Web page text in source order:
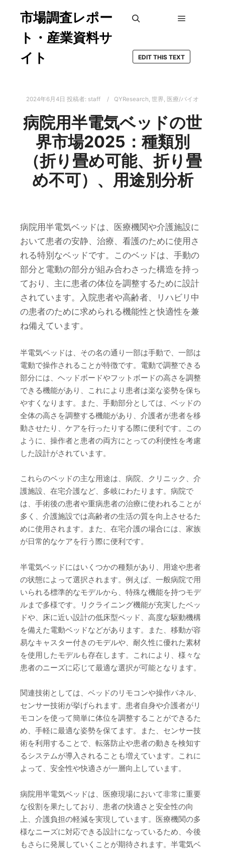
市場調査レポー
ト・産業資料サ
イト
EDIT THIS TEXT
2024年6月4日 投稿者: staff QYResearch, 世界, 医療/バイオ
病院用半電気ベッドの世
界市場2025：種類別
（折り畳め可能、折り畳
め不可）、用途別分析
病院用半電気ベッドは、医療機関や介護施設に
おいて患者の安静、治療、看護のために使用さ
れる特別なベッドです。このベッドは、手動の
部分と電動の部分が組み合わさった構造を持っ
ており、主に患者の体位を調整するために設計
されています。入院患者や高齢者、リハビリ中
の患者のために求められる機能性と快適性を兼
ね備えています。
半電気ベッドは、その名の通り一部は手動で、一部は
電動で操作されることが特徴です。電動で調整できる
部分には、ヘッドボードやフットボードの高さを調整
できる機能があり、これにより患者は楽な姿勢を保ち
やすくなります。また、手動部分としては、ベッドの
全体の高さを調整する機能があり、介護者が患者を移
動させたり、ケアを行ったりする際に便利です。この
ように、操作者と患者の両方にとっての利便性を考慮
した設計がされています。
これらのベッドの主な用途は、病院、クリニック、介
護施設、在宅介護など、多岐にわたります。病院で
は、手術後の患者や重病患者の治療に使われることが
多く、介護施設では高齢者の生活の質を向上させるた
めに使用されます。また、在宅介護の場合には、家族
が日常的なケアを行う際に便利です。
半電気ベッドにはいくつかの種類があり、用途や患者
の状態によって選択されます。例えば、一般病院で用
いられる標準的なモデルから、特殊な機能を持つモデ
ルまで多様です。リクライニング機能が充実したベッ
ドや、床に近い設計の低床型ベッド、高度な駆動機構
を備えた電動ベッドなどがあります。また、移動が容
易なキャスター付きのモデルや、耐久性に優れた素材
を使用したモデルも存在します。これにより、様々な
患者のニーズに応じて最適な選択が可能となります。
関連技術としては、ベッドのリモコンや操作パネル、
センサー技術が挙げられます。患者自身や介護者がリ
モコンを使って簡単に体位を調整することができるた
め、手軽に最適な姿勢を保てます。また、センサー技
術を利用することで、転落防止や患者の動きを検知す
るシステムが導入されることも増えています。これに
よって、安全性や快適さが一層向上しています。
病院用半電気ベッドは、医療現場において非常に重要
な役割を果たしており、患者の快適さと安全性の向
上、介護負担の軽減を実現しています。医療機関の多
様なニーズに対応できる設計になっているため、今後
もさらに発展していくことが期待されます。半電気ベ